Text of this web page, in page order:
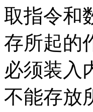
取指令和
存所起的
必须装入
不能存放